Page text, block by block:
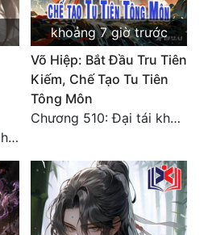
Chương 310: Thu hoạch ngoài ý muốn, ưu thế tuyệt đối.
khoảng 7 giờ trước
Võ Hiệp: Bắt Đầu Tru Tiên
Kiếm, Chế Tạo Tu Tiên
Tông Môn
Chương 510: Đại tái khai màn, quyết đấu khốc liệt